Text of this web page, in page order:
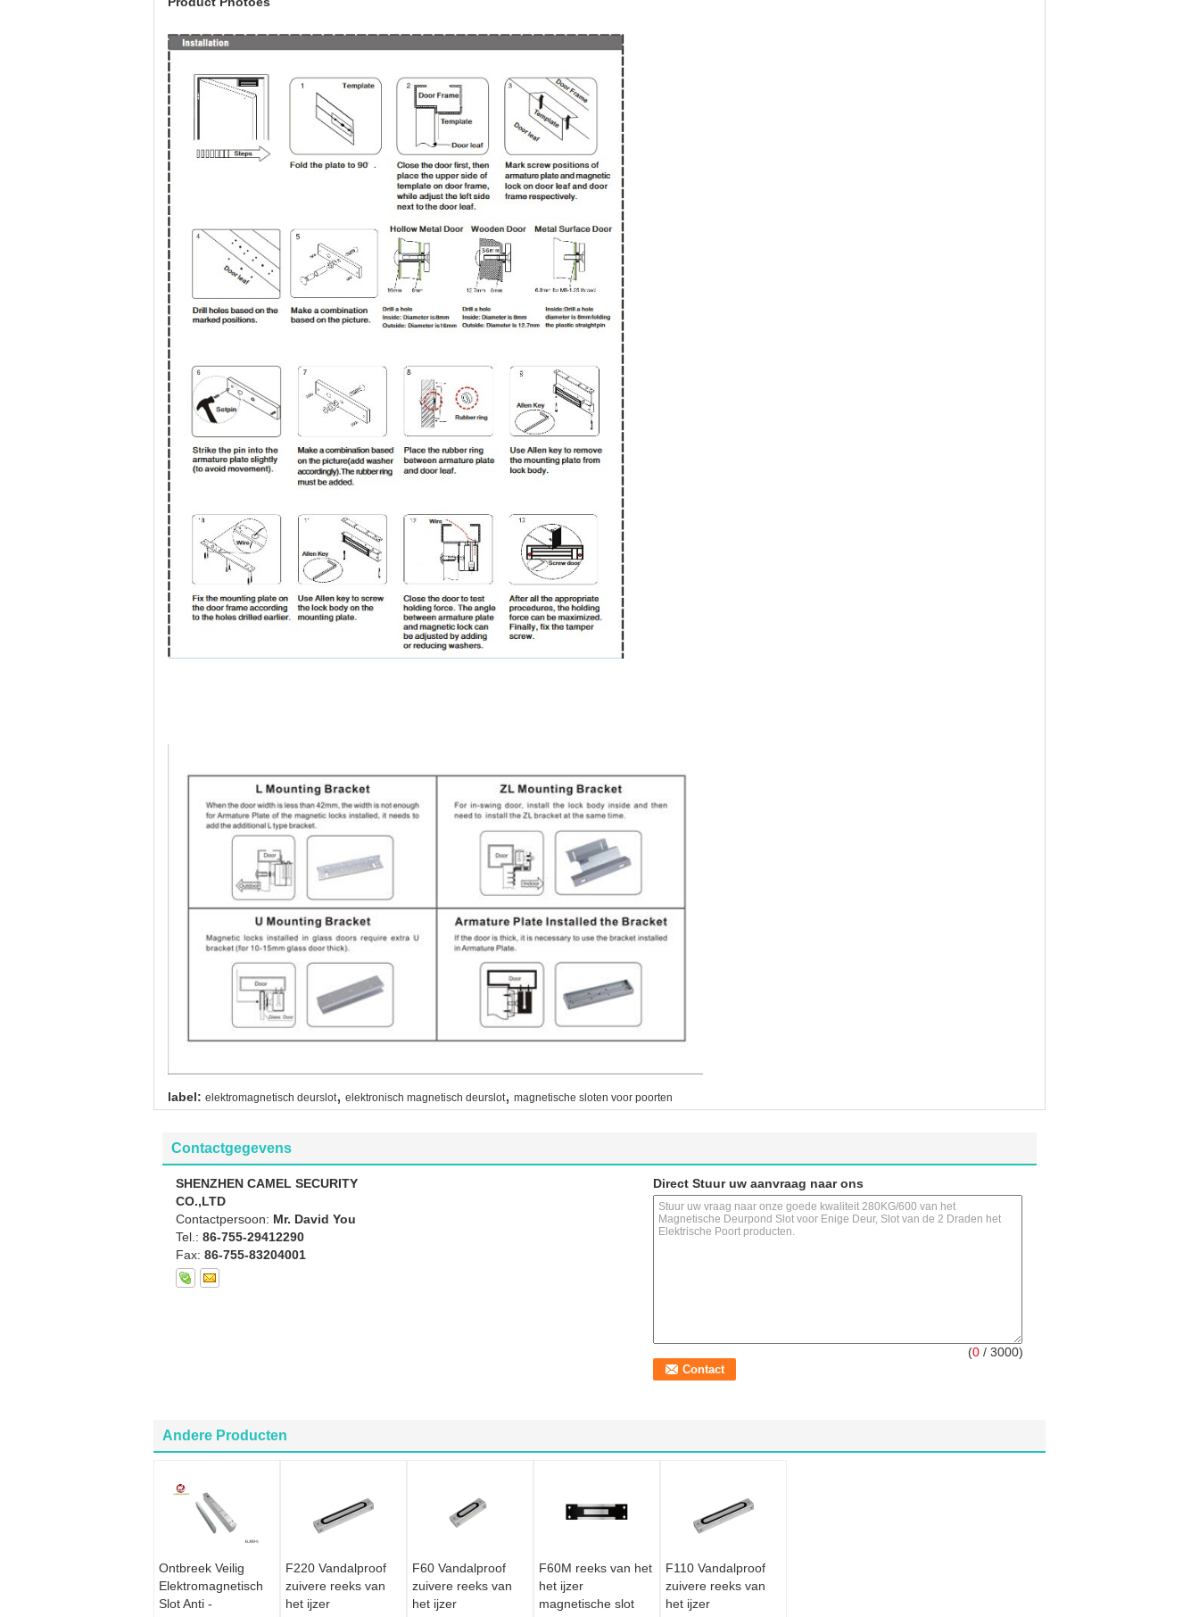
label: elektromagnetisch deurslot, elektronisch magnetisch deurslot, magnetische sloten voor poorten
Contactgegevens
SHENZHEN CAMEL SECURITY
CO.,LTD
Contactpersoon: Mr. David You
Tel.: 86-755-29412290
Fax: 86-755-83204001
Direct Stuur uw aanvraag naar ons
(0 / 3000)
Andere Producten
Ontbreek Veilig
Elektromagnetisch
Slot Anti -
F220 Vandalproof
zuivere reeks van
het ijzer
F60 Vandalproof
zuivere reeks van
het ijzer
F60M reeks van het
het ijzer
magnetische slot
F110 Vandalproof
zuivere reeks van
het ijzer